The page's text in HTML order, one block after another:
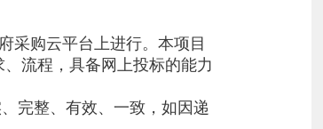
采购云平台上进行。本项目
流程，具备网上投标的能力
完整、有效、一致，如因递